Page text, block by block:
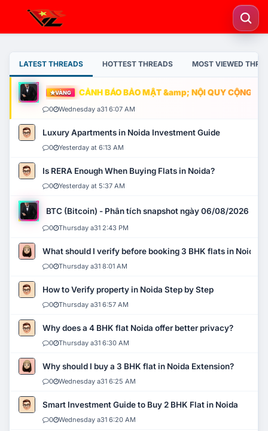
LATEST THREADS HOTTEST THREADS MOST VIEWED
VÀNG CẢNH BÁO BẢO MẬT &amp; NỘI QUY CỘNG
0 Wednesday a31 6:07 AM
Luxury Apartments in Noida Investment Guide
0 Yesterday at 6:13 AM
Is RERA Enough When Buying Flats in Noida?
0 Yesterday at 5:37 AM
BTC (Bitcoin) - Phân tích snapshot ngày 06/08/2026
0 Thursday a31 2:43 PM
What should I verify before booking 3 BHK flats in Noida?
0 Thursday a31 8:01 AM
How to Verify property in Noida Step by Step
0 Thursday a31 6:57 AM
Why does a 4 BHK flat Noida offer better privacy?
0 Thursday a31 6:30 AM
Why should I buy a 3 BHK flat in Noida Extension?
0 Wednesday a31 6:25 AM
Smart Investment Guide to Buy 2 BHK Flat in Noida
0 Wednesday a31 6:20 AM